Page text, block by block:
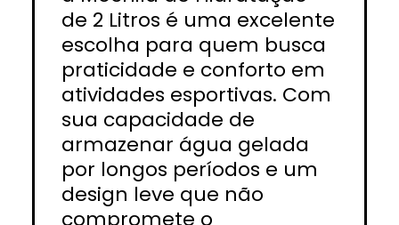
de 2 Litros é uma excelente
escolha para quem busca
praticidade e conforto em
atividades esportivas. Com
sua capacidade de
armazenar água gelada
por longos períodos e um
design leve que não
compromete o